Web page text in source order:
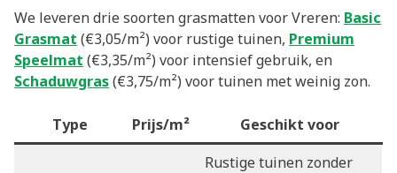
We leveren drie soorten grasmatten voor Vreren: Basic
Grasmat (€3,05/m²) voor rustige tuinen, Premium
Speelmat (€3,35/m²) voor intensief gebruik, en
Schaduwgras(€3,75/m²) voor tuinen met weinig zon.
Type Prijs/m² Geschikt voor
Rustige tuinen zonder